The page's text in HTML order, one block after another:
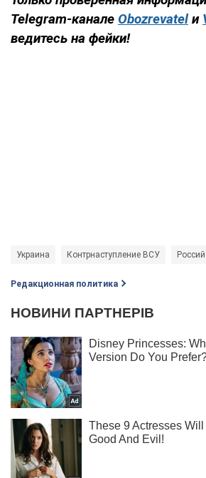
Telegram-канале Obozrevatel и
ведитесь на фейки!
Украина Контрнаступление ВСУ
Редакционная политика